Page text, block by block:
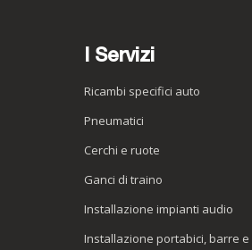
I Servizi
Ricambi specifici auto
Pneumatici
Cerchi e ruote
Ganci di traino
Installazione impianti audio
Installazione portabici, barre